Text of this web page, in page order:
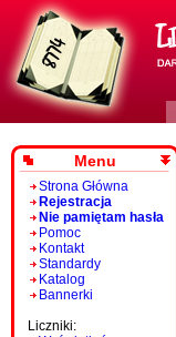
Menu
Strona Główna
Rejestracja
Nie pamiętam hasła
Pomoc
Kontakt
Standardy
Katalog
Bannerki
Liczniki: